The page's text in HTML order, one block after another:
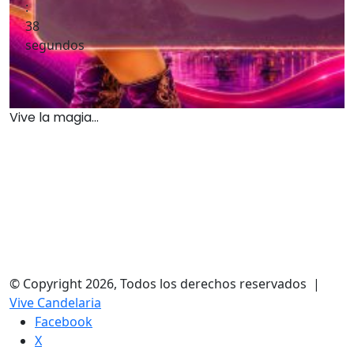
:
37
segundos
Vive la magia...
© Copyright 2026, Todos los derechos reservados |
Vive Candelaria
Facebook
X